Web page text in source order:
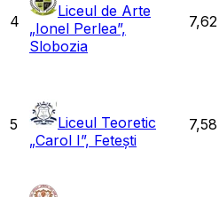
4
Liceul de Arte
„Ionel Perlea”,
Slobozia
7,62
5
Liceul Teoretic
„Carol I”, Fetești
7,58